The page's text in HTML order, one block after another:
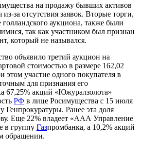
на продажу бывших активов
из-за отсутствия заявок. Вторые торги,
аукциона, также были
так как участником был признан
который не назывался.
объявило третий аукцион на
стоимостью в размере 162,02
этом участие одного покупателя в
для признания его
67,25% акций «Южуралзолота»
РФ в лице Росимущества с 15 июля
Генпрокуратуры. Ранее эта доля
Еще 22% владеет «ААА Управление
в группу Газпромбанка, а 10,2% акций
обращении.